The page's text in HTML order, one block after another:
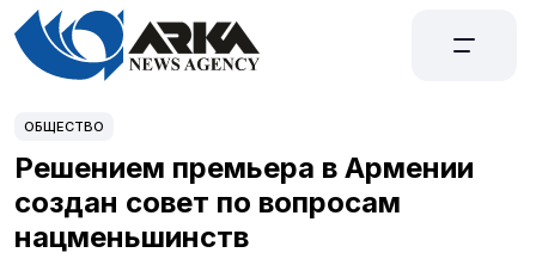
ОБЩЕСТВО
Решением премьера в Армении
создан совет по вопросам
нацменьшинств